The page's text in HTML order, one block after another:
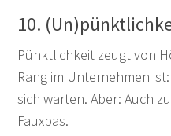
10.
Pünktlichkeit zeugt von
Rang im Unternehmen
sich warten. Aber: Auch
Fauxpas.